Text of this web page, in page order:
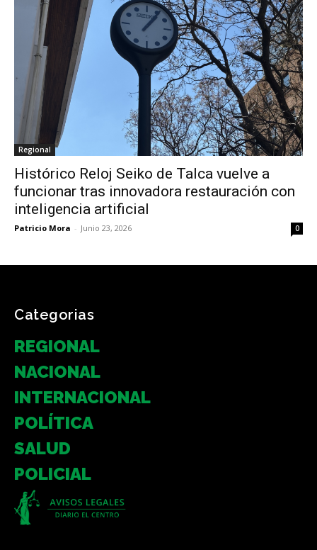
Regional
Histórico Reloj Seiko de Talca vuelve a
funcionar tras innovadora restauración con
inteligencia artificial
Patricio Mora - Junio 23, 2026 0
Categorias
REGIONAL
NACIONAL
INTERNACIONAL
POLÍTICA
SALUD
POLICIAL